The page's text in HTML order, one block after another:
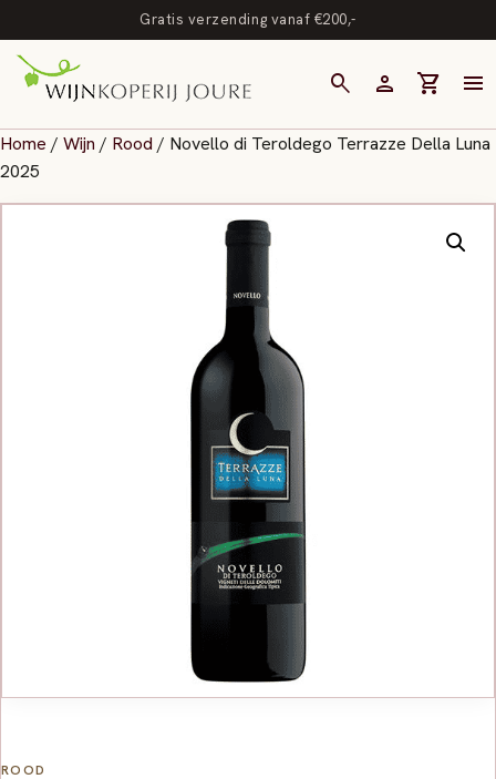
Gratis verzending vanaf €200,-
search person shopping_cart menu
Home / Wijn / Rood / Novello di Teroldego Terrazze Della Luna
2025
ROOD